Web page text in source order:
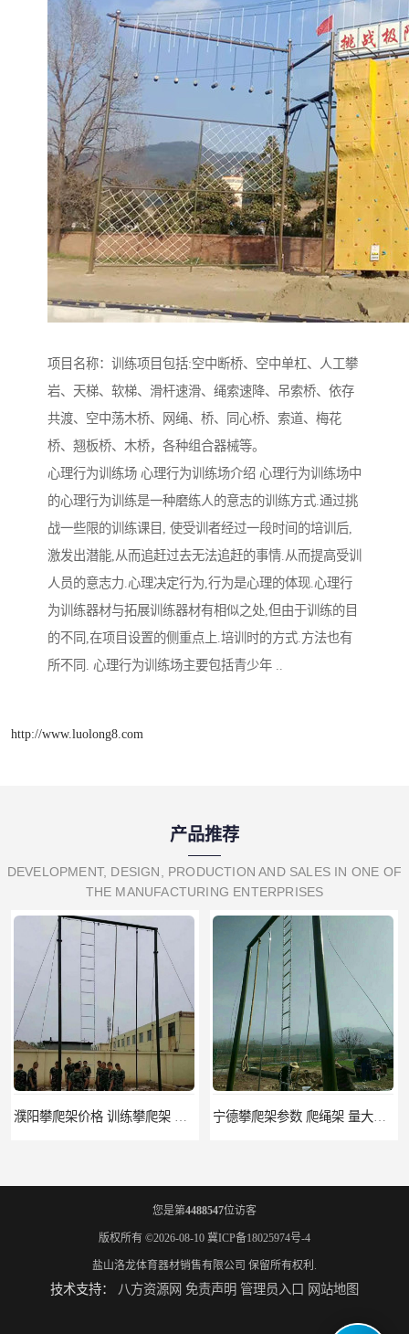
项目名称：训练项目包括:空中断桥、空中单杠、人工攀
岩、天梯、软梯、滑杆速滑、绳索速降、吊索桥、依存
共渡、空中荡木桥、网绳、桥、同心桥、索道、梅花
桥、翘板桥、木桥，各种组合器械等。
心理行为训练场 心理行为训练场介绍 心理行为训练场中
的心理行为训练是一种磨练人的意志的训练方式.通过挑
战一些限的训练课目, 使受训者经过一段时间的培训后,
激发出潜能,从而追赶过去无法追赶的事情.从而提高受训
人员的意志力.心理决定行为,行为是心理的体现.心理行
为训练器材与拓展训练器材有相似之处,但由于训练的目
的不同,在项目设置的侧重点上.培训时的方式.方法也有
所不同. 心理行为训练场主要包括青少年 ..
http://www.luolong8.com
产品推荐
DEVELOPMENT, DESIGN, PRODUCTION AND SALES IN ONE OF
THE MANUFACTURING ENTERPRISES
您是第4488547位访客
版权所有 ©2026-08-10 冀ICP备18025974号-4
盐山洛龙体育器材销售有限公司 保留所有权利.
技术支持： 八方资源网 免责声明 管理员入口 网站地图